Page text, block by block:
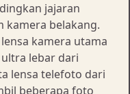
jajaran
kamera belakang.
kamera utama
ultra lebar dari
lensa telefoto dari
beberapa foto